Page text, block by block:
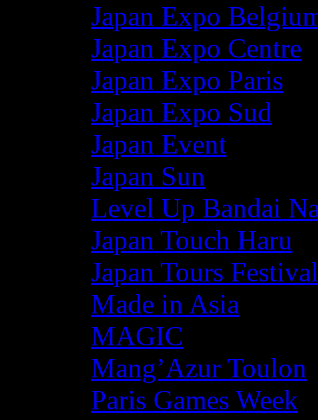
Japan Expo
Japan Expo Centre
Japan Expo Paris
Japan Expo Sud
Japan Event
Japan Sun
Level Up Bandai
Japan Touch Haru
Japan Tours Festival
Made in Asia
MAGIC
Mang’Azur Toulon
Paris Games Week